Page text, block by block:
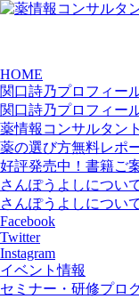
HOME
関口詩乃プロフィー
関口詩乃プロフィー
薬情報コンサルタン
薬の選び方無料レポ
好評発売中！書籍ご
さんぽうよしについ
さんぽうよしについ
Facebook
Twitter
Instagram
イベント情報
セミナー・研修プロ